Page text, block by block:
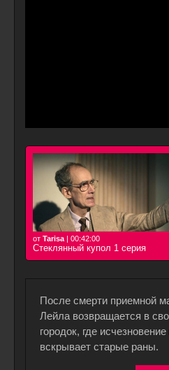
от Tarisa | 00:42:00
Стеклянный купол 1 серия
После смерти приемной
Лейла возвращается в
городок, где
вскрывает старые раны.